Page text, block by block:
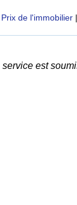
Prix de l'immobilier |
est